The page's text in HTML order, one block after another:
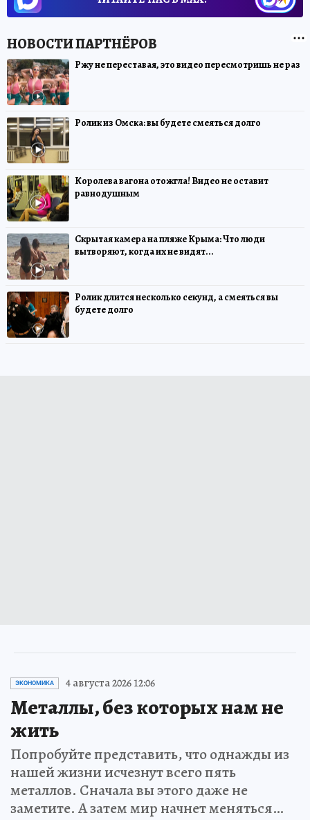
Ржу не переставая, это видео пересмотришь не раз
Ролик из Омска: вы будете смеяться долго
Королева вагона отожгла! Видео не оставит
равнодушным
Скрытая камера на пляже Крыма: Что люди
вытворяют, когда их не видят...
Ролик длится несколько секунд, а смеяться вы
будете долго
ЭКОНОМИКА 4 августа 2026 12:06
Металлы, без которых нам не
жить
Попробуйте представить, что однажды из
нашей жизни исчезнут всего пять
металлов. Сначала вы этого даже не
заметите. А затем мир начнет меняться…